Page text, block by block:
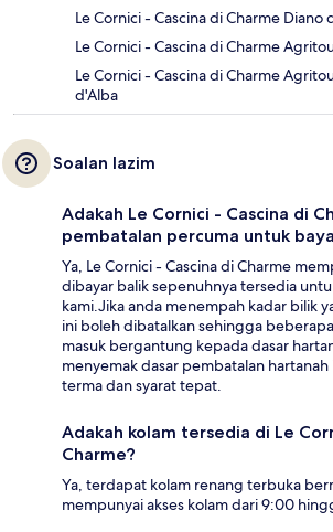
Le Cornici - Cascina di Charme Diano
Le Cornici - Cascina di Charme
Le Cornici - Cascina di Charme
d'Alba
Soalan lazim
Adakah Le Cornici - Cascina di
pembatalan percuma untuk
Ya, Le Cornici - Cascina di Charme
dibayar balik sepenuhnya tersedia
kami.Jika anda menempah kadar bilik
ini boleh dibatalkan sehingga
masuk bergantung kepada dasar
menyemak dasar pembatalan
terma dan syarat tepat.
Adakah kolam tersedia di Le
Charme?
Ya, terdapat kolam renang terbuka
mempunyai akses kolam dari 9:00